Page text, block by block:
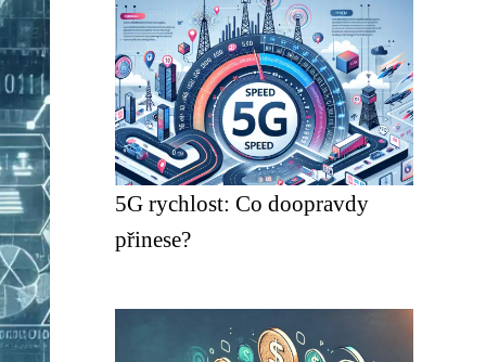
5G rychlost: Co doopravdy
přinese?